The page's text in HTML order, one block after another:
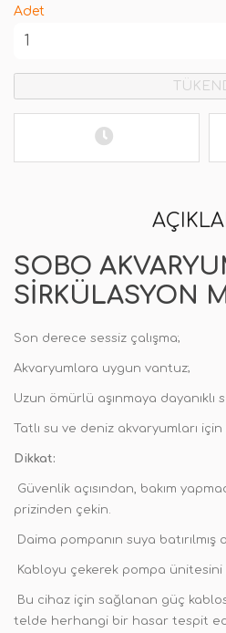
Adet
SOBO
SIRKÜLASYON
Son derece sessiz çalışma;
Akvaryumlara uygun vantuz;
Uzun ömürlü aşınmaya dayanıklı
Tatlı su ve deniz akvaryumları
Dikkat:
Güvenlik açısından, bakım
prizinden çekin.
Daima pompanın suya
Kabloyu çekerek pompa ünitesini
Bu cihaz için sağlanan güç
telde herhangi bir hasar tespit